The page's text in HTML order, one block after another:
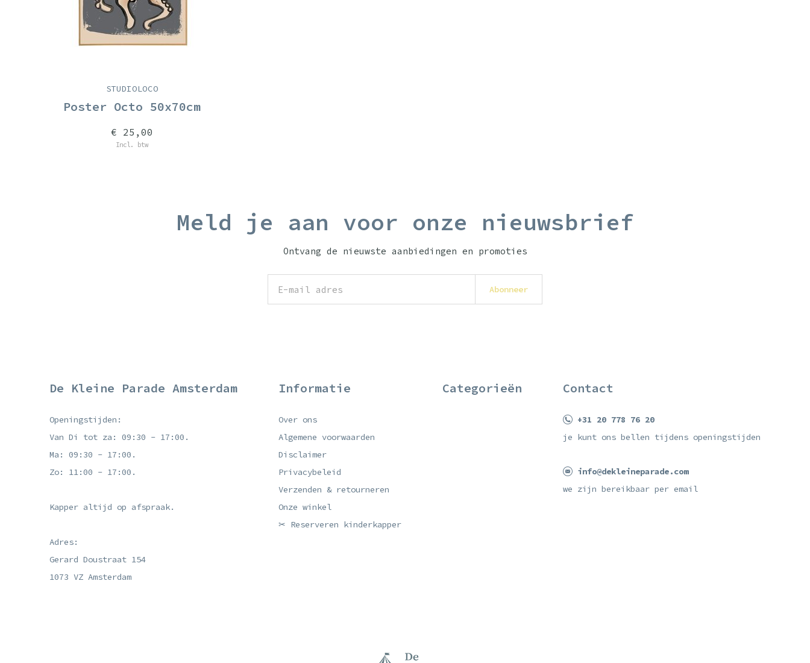
STUDIOLOCO
Poster Octo 50x70cm
€ 25,00
Incl. btw
Meld je aan voor onze nieuwsbrief
Ontvang de nieuwste aanbiedingen en promoties
Abonneer
De Kleine Parade Amsterdam
Openingstijden:
Van Di tot za: 09:30 - 17:00.
Ma: 09:30 - 17:00.
Zo: 11:00 - 17:00.
Kapper altijd op afspraak.
Adres:
Gerard Doustraat 154
1073 VZ Amsterdam
Informatie
Over ons
Algemene voorwaarden
Disclaimer
Privacybeleid
Verzenden & retourneren
Onze winkel
✂ Reserveren kinderkapper
Categorieën Contact
+31 20 778 76 20
je kunt ons bellen tijdens openingstijden
info@dekleineparade.com
we zijn bereikbaar per email